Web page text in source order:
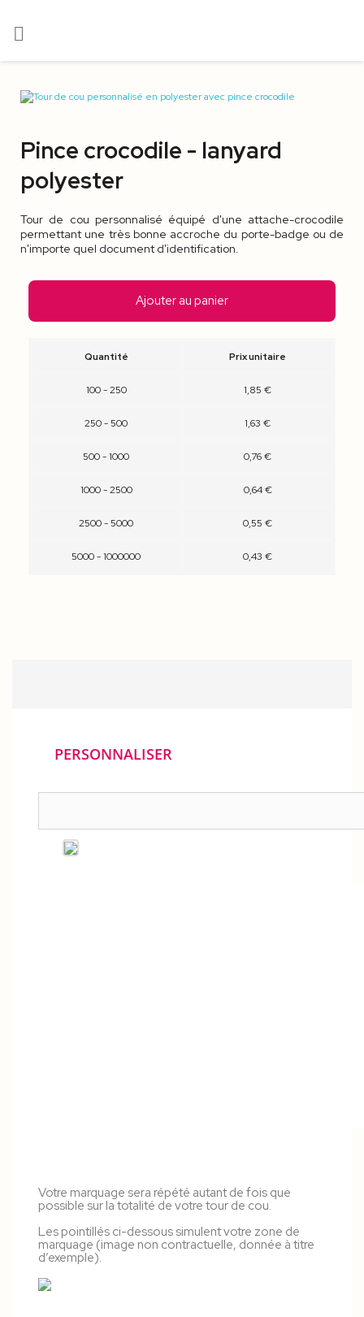

Pince crocodile - lanyard
polyester
Tour de cou personnalisé équipé d'une attache-crocodile
permettant une très bonne accroche du porte-badge ou de
n'importe quel document d'identification.
Ajouter au panier
Quantité Prix unitaire
100 - 250 1,85 €
250 - 500 1,63 €
500 - 1000 0,76 €
1000 - 2500 0,64 €
2500 - 5000 0,55 €
5000 - 1000000 0,43 €
PERSONNALISER
Votre marquage sera répété autant de fois que
possible sur la totalité de votre tour de cou.
Les pointillés ci-dessous simulent votre zone de
marquage (image non contractuelle, donnée à titre
d’exemple).